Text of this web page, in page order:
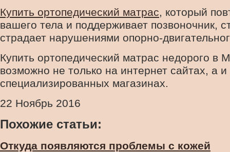
Купить ортопедический матрас, который
вашего тела и поддерживает позвоночник,
страдает нарушениями опорно-
Купить ортопедический матрас недорого в
возможно не только на интернет сайтах, а и
специализированных магазинах.
22 Ноябрь 2016
Похожие статьи:
Откуда появляются проблемы с кожей